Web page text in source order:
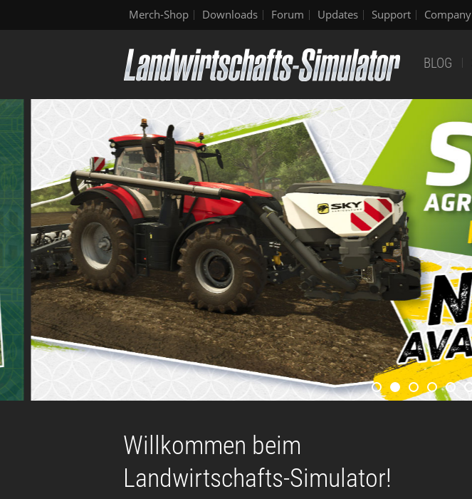
Merch-Shop Downloads Forum Updates Support Company
BLOG
Willkommen beim
Landwirtschafts-Simulator!